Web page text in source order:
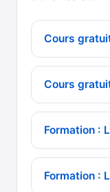
Cours
Cours
Formation :
Formation :